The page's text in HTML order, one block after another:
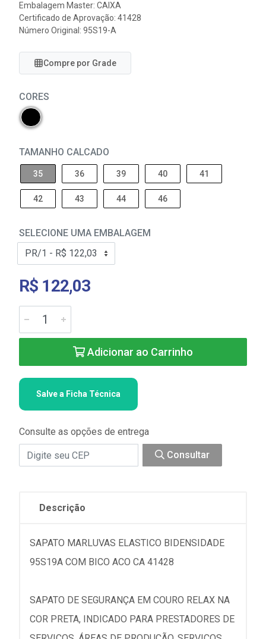
Embalagem Master: CAIXA
Certificado de Aprovação: 41428
Número Original: 95S19-A
Compre por Grade
CORES
TAMANHO CALCADO
35 36 39 40 41
42 43 44 46
SELECIONE UMA EMBALAGEM
R$ 122,03
Adicionar ao Carrinho
Salve a Ficha Técnica
Consulte as opções de entrega
Consultar
Descrição
SAPATO MARLUVAS ELASTICO BIDENSIDADE
95S19A COM BICO ACO CA 41428
SAPATO DE SEGURANÇA EM COURO RELAX NA
COR PRETA, INDICADO PARA PRESTADORES DE